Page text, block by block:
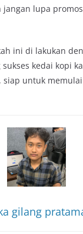
lupa
ini di lakukan
kedai kopi
siap untuk
gilang